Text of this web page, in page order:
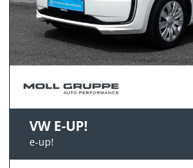
VW E-UP!
e-up!